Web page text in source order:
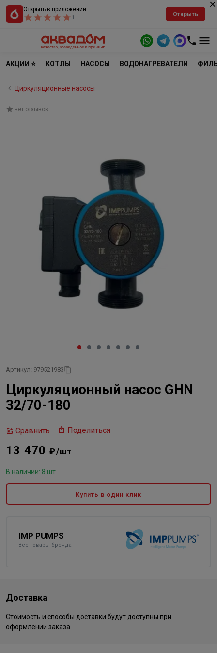
Открыть в приложении
1
Открыть
АКЦИИ ⭐ КОТЛЫ НАСОСЫ ВОДОНАГРЕВАТЕЛИ
Циркуляционные насосы
нет отзывов
Артикул: 979521983
Циркуляционный насос GHN
32/70-180
Сравнить Поделиться
13 470₽/шт
В наличии: 8 шт
Купить в один клик
IMP PUMPS
Все товары бренда
Доставка
Стоимость и способы доставки будут доступны при
оформлении заказа.